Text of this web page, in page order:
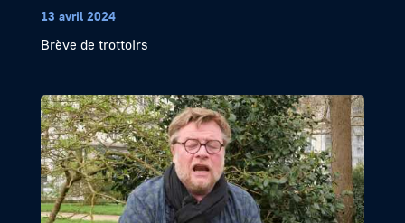
13 avril 2024
Brève de trottoirs